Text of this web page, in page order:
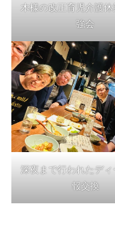
木様の改正育児介護
強会
深夜まで行われたディ
報交換